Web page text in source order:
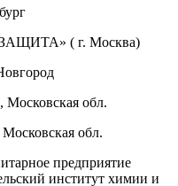
( г. Москва)
обл.
обл.
предприятие
институт химии и